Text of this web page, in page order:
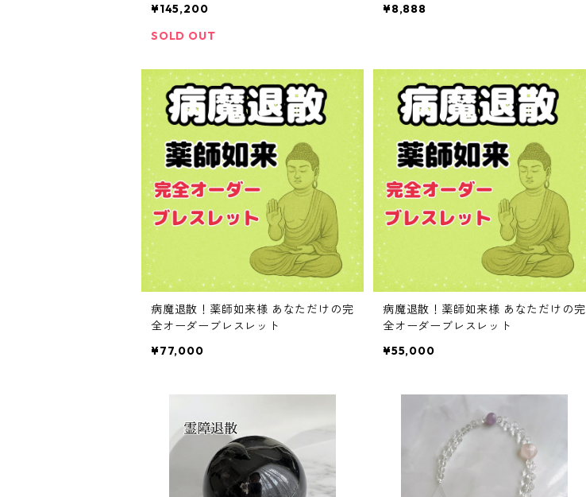
¥145,200
SOLD OUT
¥8,888
病魔退散！薬師如来様 あなただけの完
全オーダーブレスレット
¥77,000
病魔退散！薬師如来様 あなただけの完
全オーダーブレスレット
¥55,000